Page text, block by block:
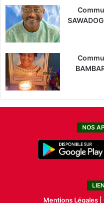
NOS
Mentions Légales |